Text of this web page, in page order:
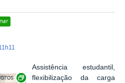
Exibir carrossel de imagens
Assistência estudantil,
flexibilização da carga